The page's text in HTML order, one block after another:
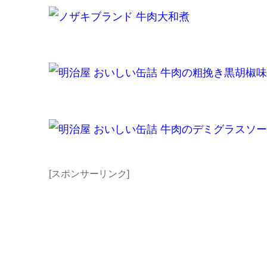
ノザキブランド 牛肉大和煮
明治屋 おいしい缶詰 牛肉の粗挽き黒胡椒味
明治屋 おいしい缶詰 牛肉のデミグラスソ
[スポンサーリンク]